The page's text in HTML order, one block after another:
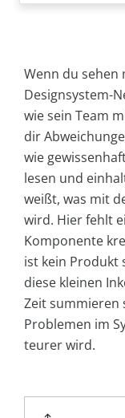
Wenn du sehen
Designsystem-
wie sein Team
dir
wie
lesen und
weißt, was mit
wird. Hier fehlt
Komponente
ist kein Produkt
diese kleinen
Zeit summieren
Problemen im
teurer wird.